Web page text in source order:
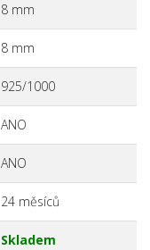
8 mm
8 mm
925/1000
ANO
ANO
24 měsíců
Skladem